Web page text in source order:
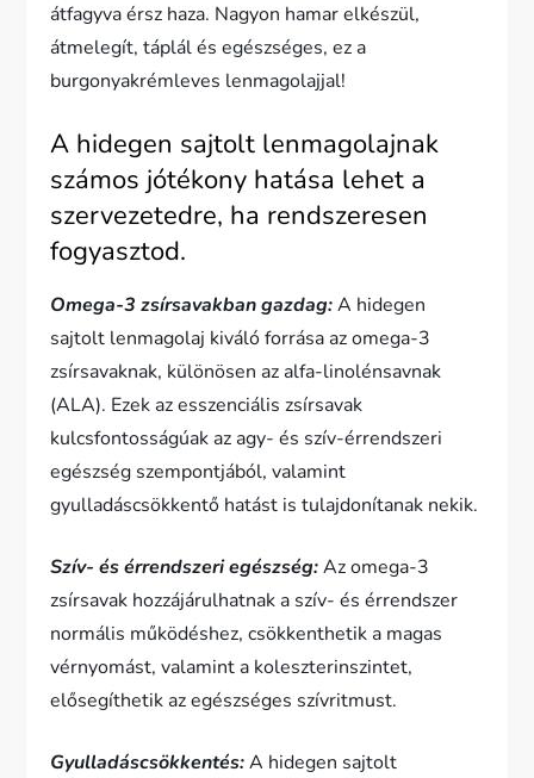
átfagyva érsz haza. Nagyon hamar elkészül,
átmelegít, táplál és egészséges, ez a
burgonyakrémleves lenmagolajjal!
A hidegen sajtolt lenmagolajnak
számos jótékony hatása lehet a
szervezetedre, ha rendszeresen
fogyasztod.
Omega-3 zsírsavakban gazdag:A hidegen
sajtolt lenmagolaj kiváló forrása az omega-3
zsírsavaknak, különösen az alfa-linolénsavnak
(ALA). Ezek az esszenciális zsírsavak
kulcsfontosságúak az agy- és szív-érrendszeri
egészség szempontjából, valamint
gyulladáscsökkentő hatást is tulajdonítanak nekik.
Szív- és érrendszeri egészség:Az omega-3
zsírsavak hozzájárulhatnak a szív- és érrendszer
normális működéshez, csökkenthetik a magas
vérnyomást, valamint a koleszterinszintet,
elősegíthetik az egészséges szívritmust.
Gyulladáscsökkentés:A hidegen sajtolt